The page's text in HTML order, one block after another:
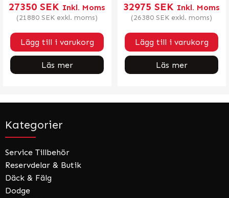
27350 SEK Inkl. Moms
(21880 SEK exkl. moms)
Lägg till i varukorg
Läs mer
32975 SEK Inkl. Moms
(26380 SEK exkl. moms)
Lägg till i varukorg
Läs mer
Kategorier
Service Tillbehör
Reservdelar & Butik
Däck & Fälg
Dodge